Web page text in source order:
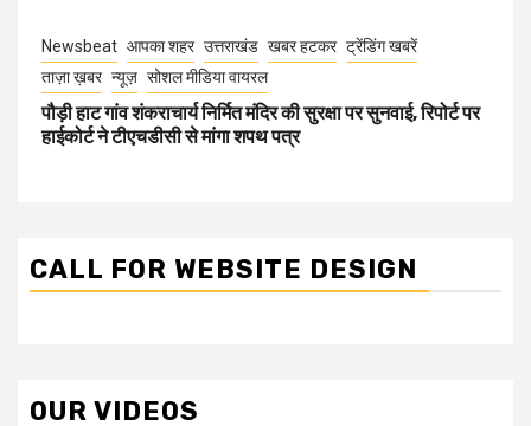
Newsbeat आपका शहर उत्तराखंड खबर हटकर ट्रेंडिंग खबरें
ताज़ा ख़बर न्यूज़ सोशल मीडिया वायरल
पौड़ी हाट गांव शंकराचार्य निर्मित मंदिर की सुरक्षा पर सुनवाई, रिपोर्ट पर
हाईकोर्ट ने टीएचडीसी से मांगा शपथ पत्र
CALL FOR WEBSITE DESIGN
OUR VIDEOS